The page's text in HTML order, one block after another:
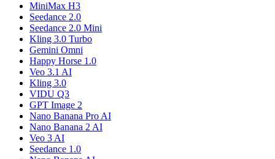
MiniMax H3
Seedance 2.0
Seedance 2.0 Mini
Kling 3.0 Turbo
Gemini Omni
Happy Horse 1.0
Veo 3.1 AI
Kling 3.0
VIDU Q3
GPT Image 2
Nano Banana Pro AI
Nano Banana 2 AI
Veo 3 AI
Seedance 1.0